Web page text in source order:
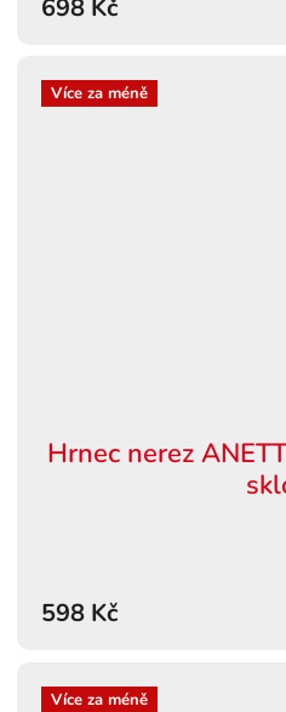
698 Kč
Více za méně
Hrnec nerez
598 Kč
Více za méně